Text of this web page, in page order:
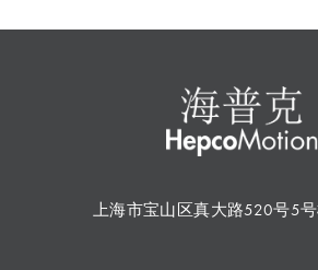
上海市宝山区真大路520号5